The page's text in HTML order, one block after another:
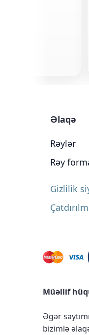
Əlaqə
Rəylər
Rəy
Gizlilik
Müəllif
Əgər
bizimlə